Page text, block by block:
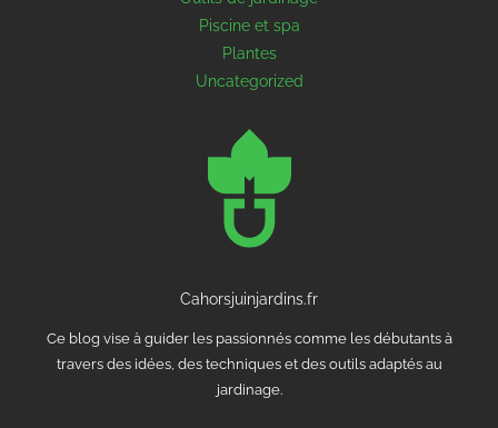
Piscine et spa
Plantes
Uncategorized
Cahorsjuinjardins.fr
Ce blog vise à guider les passionnés comme les débutants à
travers des idées, des techniques et des outils adaptés au
jardinage.